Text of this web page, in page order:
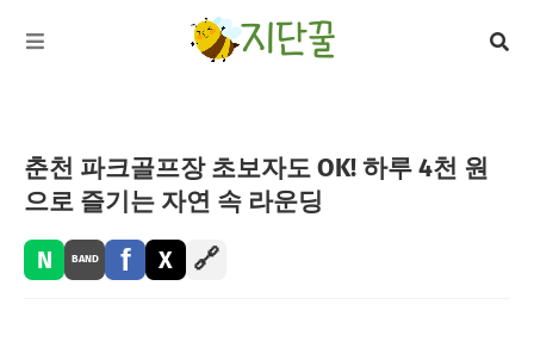
춘천 파크골프장 초보자도 OK! 하루 4천 원
으로 즐기는 자연 속 라운딩
N BAND f X 🔗